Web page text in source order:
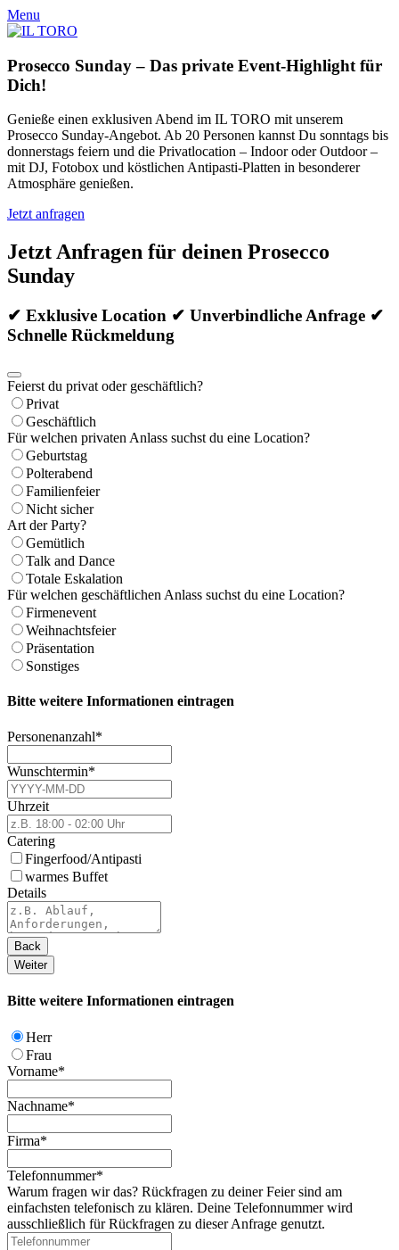
Menu
Prosecco Sunday – Das private Event-Highlight für
Dich!
Genieße einen exklusiven Abend im IL TORO mit unserem
Prosecco Sunday-Angebot. Ab 20 Personen kannst Du sonntags bis
donnerstags feiern und die Privatlocation – Indoor oder Outdoor –
mit DJ, Fotobox und köstlichen Antipasti-Platten in besonderer
Atmosphäre genießen.
Jetzt anfragen
Jetzt Anfragen für deinen Prosecco
Sunday
✔ Exklusive Location ✔ Unverbindliche Anfrage ✔
Schnelle Rückmeldung
Feierst du privat oder geschäftlich?
Privat
Geschäftlich
Für welchen privaten Anlass suchst du eine Location?
Geburtstag
Polterabend
Familienfeier
Nicht sicher
Art der Party?
Gemütlich
Talk and Dance
Totale Eskalation
Für welchen geschäftlichen Anlass suchst du eine Location?
Firmenevent
Weihnachtsfeier
Präsentation
Sonstiges
Bitte weitere Informationen eintragen
Personenanzahl*
Wunschtermin*
Uhrzeit
Catering
Fingerfood/Antipasti
warmes Buffet
Details
Back
Weiter
Bitte weitere Informationen eintragen
Herr
Frau
Vorname*
Nachname*
Firma*
Telefonnummer*
Warum fragen wir das? Rückfragen zu deiner Feier sind am
einfachsten telefonisch zu klären. Deine Telefonnummer wird
ausschließlich für Rückfragen zu dieser Anfrage genutzt.